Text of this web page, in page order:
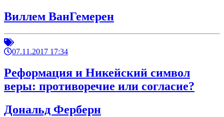
Виллем ВанГемерен
07.11.2017 17:34
Реформация и Никейский символ
веры: противоречие или согласие?
Дональд Ферберн